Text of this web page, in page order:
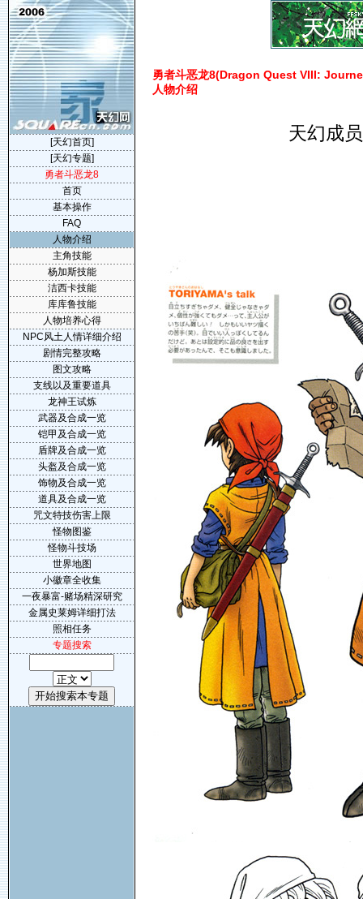
勇者斗恶龙8(Dragon Quest VIII:
人物介绍
天幻成
[天幻首页]
[天幻专题]
勇者斗恶龙8
首页
基本操作
FAQ
人物介绍
主角技能
杨加斯技能
洁西卡技能
库库鲁技能
人物培养心得
NPC风土人情详细介绍
剧情完整攻略
图文攻略
支线以及重要道具
龙神王试炼
武器及合成一览
铠甲及合成一览
盾牌及合成一览
头盔及合成一览
饰物及合成一览
道具及合成一览
咒文特技伤害上限
怪物图鉴
怪物斗技场
世界地图
小徽章全收集
一夜暴富-赌场精深研究
金属史莱姆详细打法
照相任务
专题搜索